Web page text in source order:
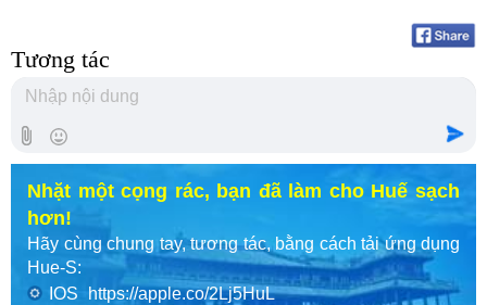
Tương tác
Nhặt một cọng rác, bạn đã làm cho Huế sạch
hơn!
Hãy cùng chung tay, tương tác, bằng cách tải ứng dụng
Hue-S:
IOS
https://apple.co/2Lj5HuL